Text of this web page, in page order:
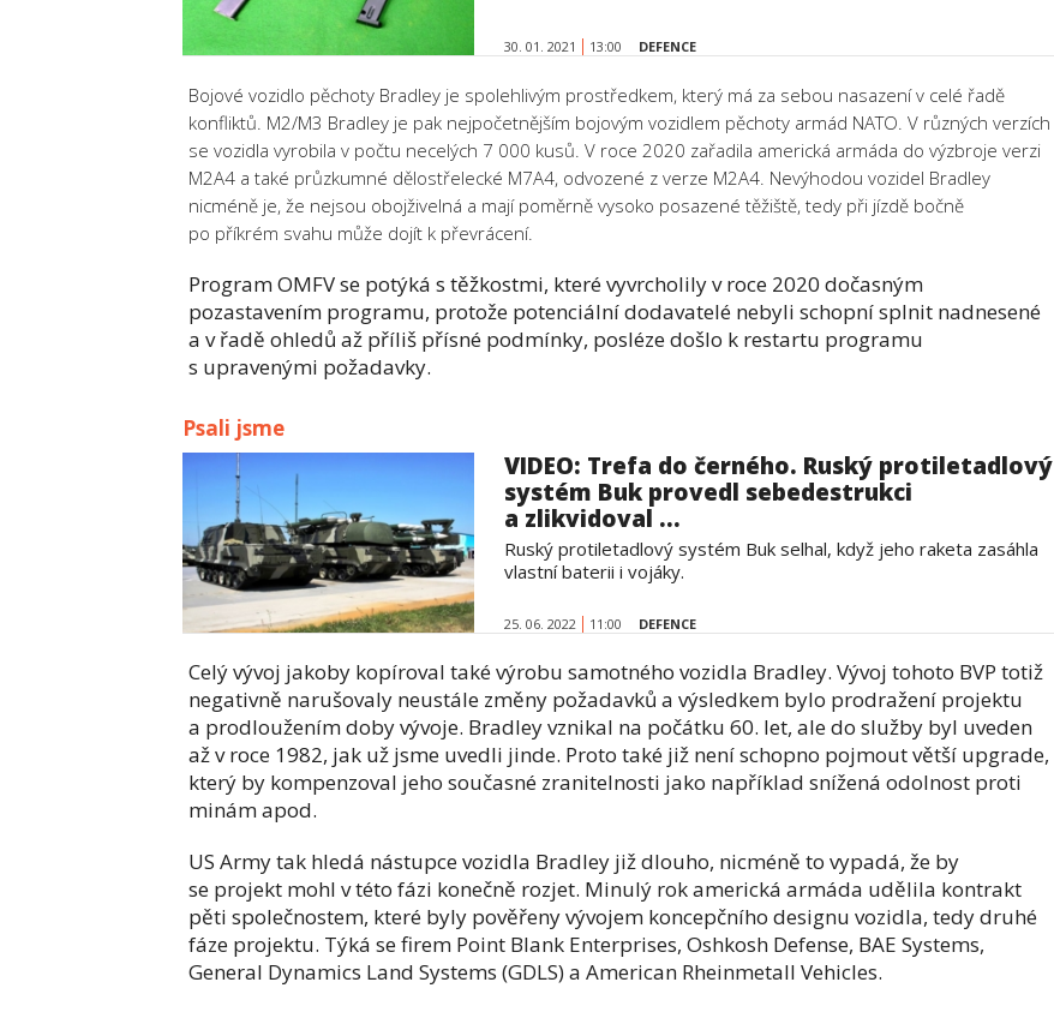
30. 01. 2021 13:00 DEFENCE
Bojové vozidlo pěchoty Bradley je spolehlivým prostředkem, který má za sebou nasazení v celé řadě
konfliktů. M2/M3 Bradley je pak nejpočetnějším bojovým vozidlem pěchoty armád NATO. V různých verzích
se vozidla vyrobila v počtu necelých 7 000 kusů. V roce 2020 zařadila americká armáda do výzbroje verzi
M2A4 a také průzkumné dělostřelecké M7A4, odvozené z verze M2A4. Nevýhodou vozidel Bradley
nicméně je, že nejsou obojživelná a mají poměrně vysoko posazené těžiště, tedy při jízdě bočně
po příkrém svahu může dojít k převrácení.
Program OMFV se potýká s těžkostmi, které vyvrcholily v roce 2020 dočasným
pozastavením programu, protože potenciální dodavatelé nebyli schopní splnit nadnesené
a v řadě ohledů až příliš přísné podmínky, posléze došlo k restartu programu
s upravenými požadavky.
Psali jsme
VIDEO: Trefa do černého. Ruský protiletadlový
systém Buk provedl sebedestrukci
a zlikvidoval ...
Ruský protiletadlový systém Buk selhal, když jeho raketa zasáhla
vlastní baterii i vojáky.
25. 06. 2022 11:00 DEFENCE
Celý vývoj jakoby kopíroval také výrobu samotného vozidla Bradley. Vývoj tohoto BVP totiž
negativně narušovaly neustále změny požadavků a výsledkem bylo prodražení projektu
a prodloužením doby vývoje. Bradley vznikal na počátku 60. let, ale do služby byl uveden
až v roce 1982, jak už jsme uvedli jinde. Proto také již není schopno pojmout větší upgrade,
který by kompenzoval jeho současné zranitelnosti jako například snížená odolnost proti
minám apod.
US Army tak hledá nástupce vozidla Bradley již dlouho, nicméně to vypadá, že by
se projekt mohl v této fázi konečně rozjet. Minulý rok americká armáda udělila kontrakt
pěti společnostem, které byly pověřeny vývojem koncepčního designu vozidla, tedy druhé
fáze projektu. Týká se firem Point Blank Enterprises, Oshkosh Defense, BAE Systems,
General Dynamics Land Systems (GDLS) a American Rheinmetall Vehicles.